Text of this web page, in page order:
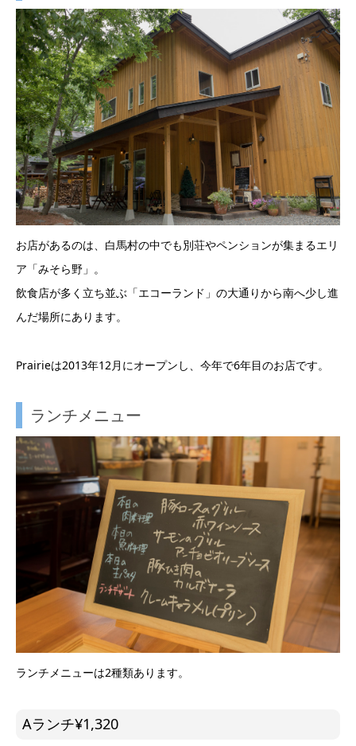
お店があるのは、白馬村の中でも別荘やペンションが集まるエリ
ア「みそら野」。
飲食店が多く立ち並ぶ「エコーランド」の大通りから南へ少し進
んだ場所にあります。
Prairieは2013年12月にオープンし、今年で6年目のお店です。
ランチメニュー
ランチメニューは2種類あります。
Aランチ¥1,320